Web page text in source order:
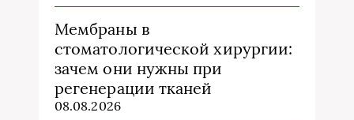
Мембраны в
стоматологической хирургии:
зачем они нужны при
регенерации тканей
08.08.2026